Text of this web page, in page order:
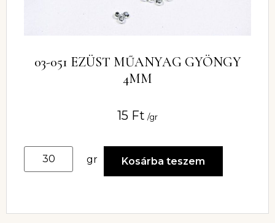
03-051 EZÜST MŰANYAG GYÖNGY
4MM
15 Ft /gr
gr Kosárba teszem